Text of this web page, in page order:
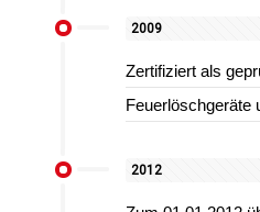
2009
Zertifiziert als
Feuerlöschgeräte
2012